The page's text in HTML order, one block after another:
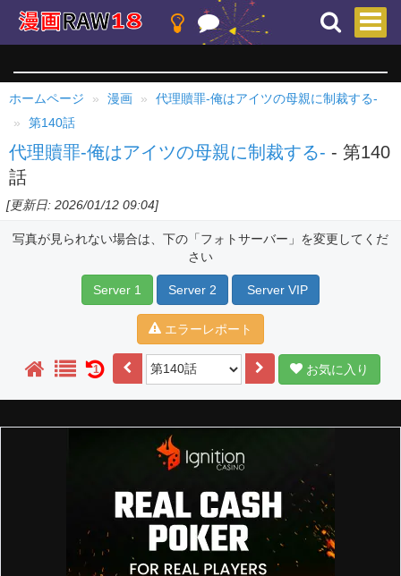
ホームページ 漫画
代理贖罪-俺はアイツの母親に制裁する-
第140話
代理贖罪-俺はアイツの母親に制裁する- - 第140
話
[更新日: 2026/01/12 09:04]
写真が見られない場合は、下の「フォトサーバー」を変更してくだ
さい
Server 1 Server 2 Server VIP
エラーレポート
1 お気に入り